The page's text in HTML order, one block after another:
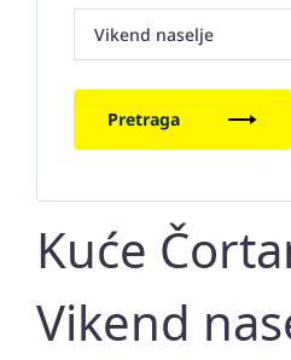
Vikend naselje
Pretraga
Kuće
Vikend